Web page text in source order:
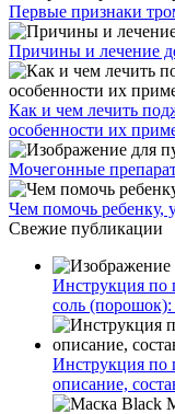
Первые признаки
Причины и лечение
Как и чем лечить
особенности их
Мочегонные
Чем помочь ребенку,
Свежие публикации
Инструкция по
соль
Инструкция по
описание,